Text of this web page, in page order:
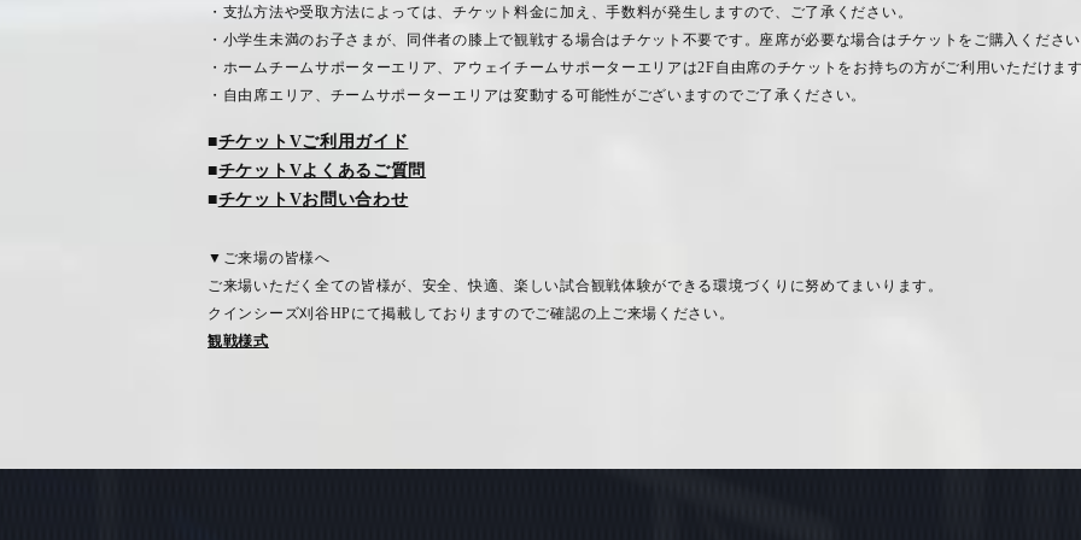
・支払方法や受取方法によっては、チケット料金に加え、手数料が発生しますので、ご了承ください。
・小学生未満のお子さまが、同伴者の膝上で観戦する場合はチケット不要です。座席が必要な場合はチケットをご購入くださ
・ホームチームサポーターエリア、アウェイチームサポーターエリアは2F自由席のチケットをお持ちの方がご利用いただけま
・自由席エリア、チームサポーターエリアは変動する可能性がございますのでご了承ください。
■チケットVご利用ガイド
■チケットVよくあるご質問
■チケットVお問い合わせ
▼ご来場の皆様へ
ご来場いただく全ての皆様が、安全、快適、楽しい試合観戦体験ができる環境づくりに努めてまいります。
クインシーズ刈谷HPにて掲載しておりますのでご確認の上ご来場ください。
観戦様式